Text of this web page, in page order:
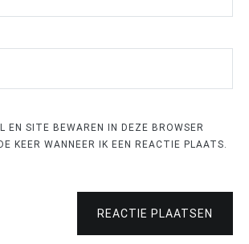
EN SITE BEWAREN IN DEZE BROWSER
KEER WANNEER IK EEN REACTIE PLAATS.
REACTIE PLAATSEN